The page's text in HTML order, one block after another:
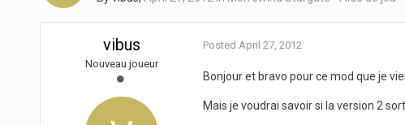
vibus
Nouveau joueur
Posted April 27, 2012
Bonjour et bravo pour ce mod que je
Mais je voudrai savoir si la version 2